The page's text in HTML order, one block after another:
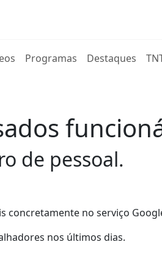
Programas Destaques
de pessoal.
concretamente no serviço
nos últimos dias.